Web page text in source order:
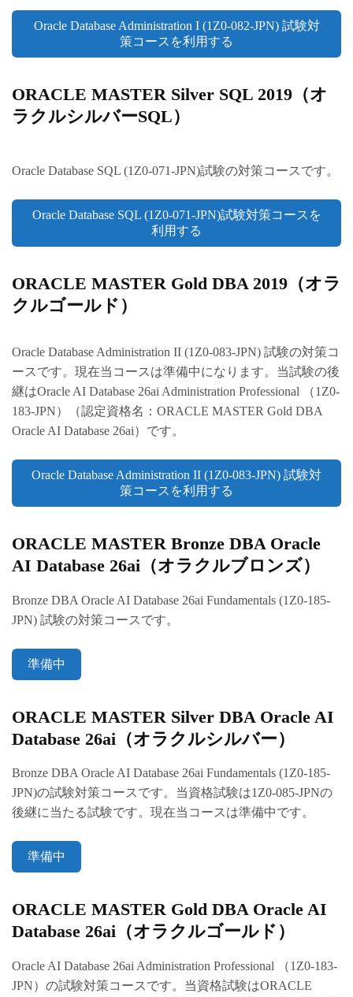
Oracle Database Administration I (1Z0-082-JPN) 試験対
策コースを利用する
ORACLE MASTER Silver SQL 2019（オ
ラクルシルバーSQL）
Oracle Database SQL (1Z0-071-JPN)試験の対策コースです。
Oracle Database SQL (1Z0-071-JPN)試験対策コースを
利用する
ORACLE MASTER Gold DBA 2019（オラ
クルゴールド）
Oracle Database Administration II (1Z0-083-JPN) 試験の対策コ
ースです。現在当コースは準備中になります。当試験の後
継はOracle AI Database 26ai Administration Professional （1Z0-
183-JPN）（認定資格名：ORACLE MASTER Gold DBA
Oracle AI Database 26ai）です。
Oracle Database Administration II (1Z0-083-JPN) 試験対
策コースを利用する
ORACLE MASTER Bronze DBA Oracle
AI Database 26ai（オラクルブロンズ）
Bronze DBA Oracle AI Database 26ai Fundamentals (1Z0-185-
JPN) 試験の対策コースです。
準備中
ORACLE MASTER Silver DBA Oracle AI
Database 26ai（オラクルシルバー）
Bronze DBA Oracle AI Database 26ai Fundamentals (1Z0-185-
JPN)の試験対策コースです。当資格試験は1Z0-085-JPNの
後継に当たる試験です。現在当コースは準備中です。
準備中
ORACLE MASTER Gold DBA Oracle AI
Database 26ai（オラクルゴールド）
Oracle AI Database 26ai Administration Professional （1Z0-183-
JPN）の試験対策コースです。当資格試験はORACLE